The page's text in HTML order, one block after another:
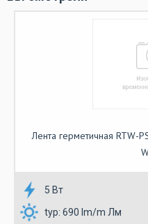
Лента герметичная RTW-
5 Вт
typ: 690 lm/m Лм